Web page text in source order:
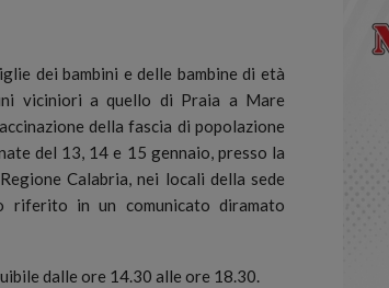
dei bambini e delle bambine di età
viciniori a quello di Praia a Mare
della fascia di popolazione
del 13, 14 e 15 gennaio, presso la
Calabria, nei locali della sede
riferito in un comunicato diramato
dalle ore 14.30 alle ore 18.30.